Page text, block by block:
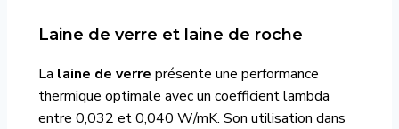
Laine de verre et laine de roche
La laine de verre présente une performance
thermique optimale avec un coefficient lambda
entre 0,032 et 0,040 W/mK. Son utilisation dans